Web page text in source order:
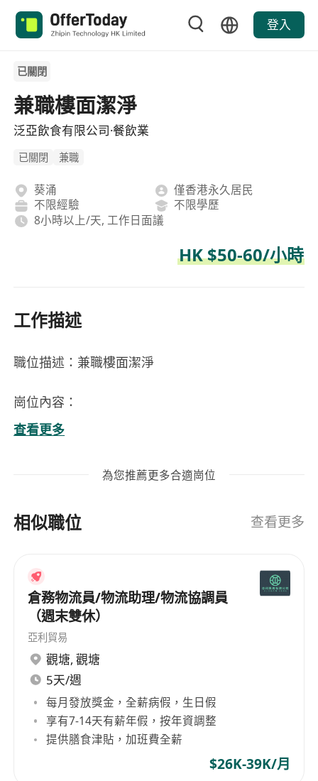
登入
已關閉
兼職樓面潔淨
泛亞飲食有限公司·餐飲業
已關閉 兼職
葵涌
僅香港永久居民
不限經驗
不限學歷
8小時以上/天, 工作日面議
HK $50-60/小時
工作描述
職位描述：兼職樓面潔淨
崗位內容：
1. 負責餐廳或商場內的樓面清潔工作，保持環境整
潔乾淨。
有舒適的體驗。
3. 根據需求補充衛生用品，如紙巾、洗手液等，確
工作要求：
1. 年滿十八歲，身體健康，能勝任基本的體力勞
動。
2. 工作態度積極，具備良好的責任心和團隊合作精
神。
3. 能夠遵守公司制定的規章制度及清潔標準流程。
4. 需要配合彈性工作時間，能夠根據排班安排上班
查看更多
為您推薦更多合適崗位
相似職位 查看更多
倉務物流員/物流助理/物流協調員
（週末雙休）
亞利貿易
觀塘, 觀塘
5天/週
每月發放獎金，全薪病假，生日假
享有7-14天有薪年假，按年資調整
提供膳食津貼，加班費全薪
$26K-39K/月